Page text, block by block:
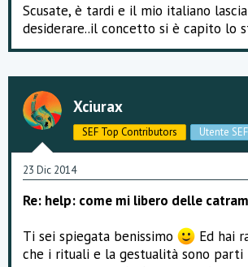
Scusate, è tardi e il mio italiano
desiderare..il concetto si è capito lo
Xciurax
SEF Top Contributors Utente SEF
23 Dic 2014
Re: help: come mi libero delle
Ti sei spiegata benissimo
Ed hai
che i rituali e la gestualità sono